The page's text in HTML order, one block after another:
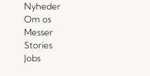
Nyheder
Om os
Messer
Stories
Jobs